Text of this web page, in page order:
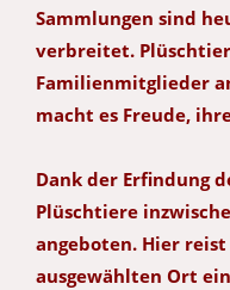
Sammlungen sind
verbreitet.
Familienmitglieder
macht es Freude,
Dank der Erfindung
Plüschtiere
angeboten. Hier
ausgewählten Ort